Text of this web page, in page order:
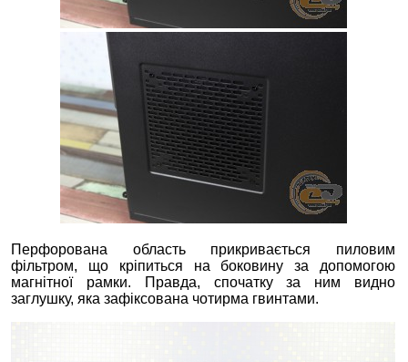
Перфорована область прикривається пиловим
фільтром, що кріпиться на боковину за допомогою
магнітної рамки. Правда, спочатку за ним видно
заглушку, яка зафіксована чотирма гвинтами.